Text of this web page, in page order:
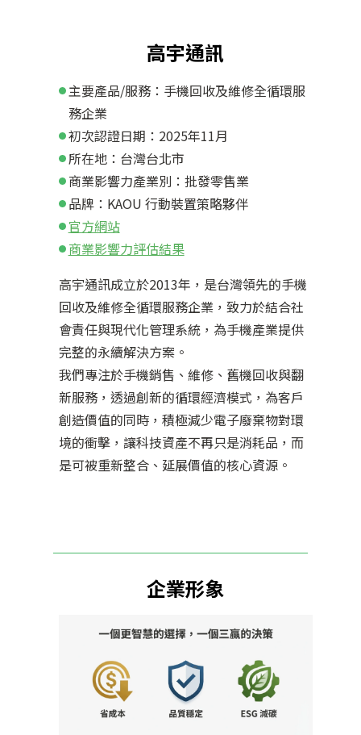
高宇通訊
主要產品/服務：手機回收及維修全循環服
務企業
初次認證日期：2025年11月
所在地：台灣台北市
商業影響力產業別：批發零售業
品牌：KAOU 行動裝置策略夥伴
官方網站
商業影響力評估結果
高宇通訊成立於2013年，是台灣領先的手機
回收及維修全循環服務企業，致力於結合社
會責任與現代化管理系統，為手機產業提供
完整的永續解決方案。
我們專注於手機銷售、維修、舊機回收與翻
新服務，透過創新的循環經濟模式，為客戶
創造價值的同時，積極減少電子廢棄物對環
境的衝擊，讓科技資產不再只是消耗品，而
是可被重新整合、延展價值的核心資源。
企業形象